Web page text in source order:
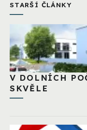
STARŠÍ ČLÁNKY
V DOLNÍCH
SKVĚLE